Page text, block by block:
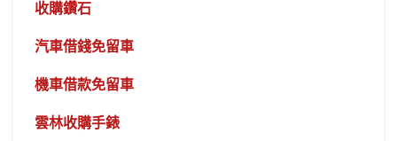
收購鑽石
汽車借錢免留車
機車借款免留車
雲林收購手錶